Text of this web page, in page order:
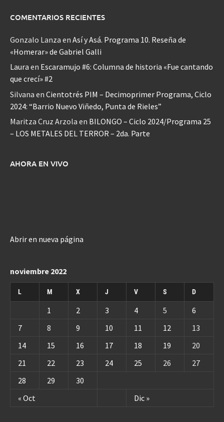
COMENTARIOS RECIENTES
Gonzalo Lanza en Así y Asá. Programa 10. Reseña de
«Homerar» de Gabriel Galli
Laura en Escaramujo #6: Columna de historia «Fue cantando
que crecí» #2
Silvana en Cientotrés PIM – Decimoprimer Programa, Ciclo
2024: “Barrio Nuevo Viñedo, Punta de Rieles”
Maritza Cruz Arzola en BILONGO – Ciclo 2024/Programa 25
– LOS METALES DEL TERROR – 2da. Parte
AHORA EN VIVO
Abrir en nueva página
noviembre 2022
L M X J V S D
« Oct Dic »
1 2 3 4 5
6
7
8 9 10 11 12
13
14
15 16 17 18 19
20
21
22 23 24 25 26
27
28
29 30